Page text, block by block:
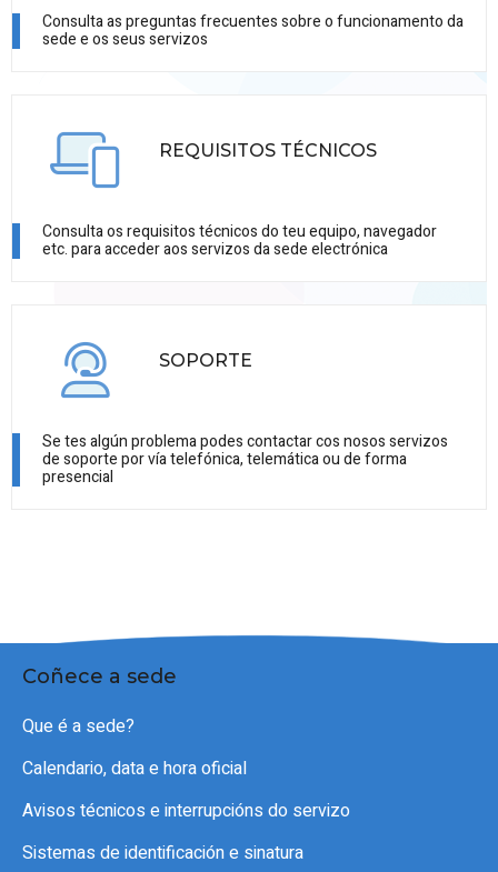
Consulta as preguntas frecuentes sobre o funcionamento da
sede e os seus servizos
REQUISITOS TÉCNICOS
Consulta os requisitos técnicos do teu equipo, navegador
etc. para acceder aos servizos da sede electrónica
SOPORTE
Se tes algún problema podes contactar cos nosos servizos
de soporte por vía telefónica, telemática ou de forma
presencial
Coñece a sede
Que é a sede?
Calendario, data e hora oficial
Avisos técnicos e interrupcións do servizo
Sistemas de identificación e sinatura